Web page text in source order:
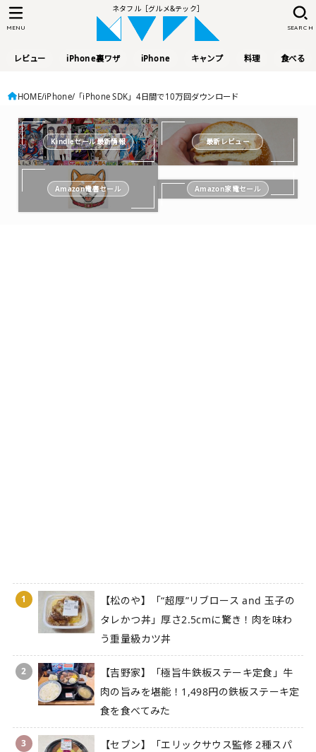
ネタフル［グルメ&テック］
レビュー iPhone裏ワザ iPhone キャンプ 料理 食べる
SEARCH
MENU
HOME iPhone 「iPhone SDK」4日間で10万回ダウンロード
Kindleセール最新情報 最新レビュー
Amazon電書セール Amazon家電セール
1
【松のや】「“超厚”リブロース and 玉子の
タレかつ丼」厚さ2.5cmに驚き！肉を味わ
う重量級カツ丼
2
【吉野家】「極旨牛鉄板ステーキ定食」牛
肉の旨みを堪能！1,498円の鉄板ステーキ定
食を食べてみた
3
【セブン】「エリックサウス監修 2種スパ